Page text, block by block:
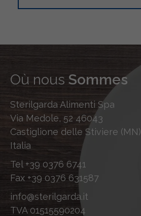
Où nous Sommes
Sterilgarda Alimenti Spa
Via Medole, 52 46043
Castiglione delle Stiviere (MN)
Italia
Tel +39 0376 6741
Fax +39 0376 631587
info@sterilgarda.it
TVA 01515590204